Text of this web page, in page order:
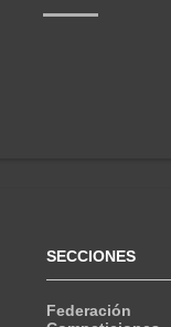
SECCIONES
Federación